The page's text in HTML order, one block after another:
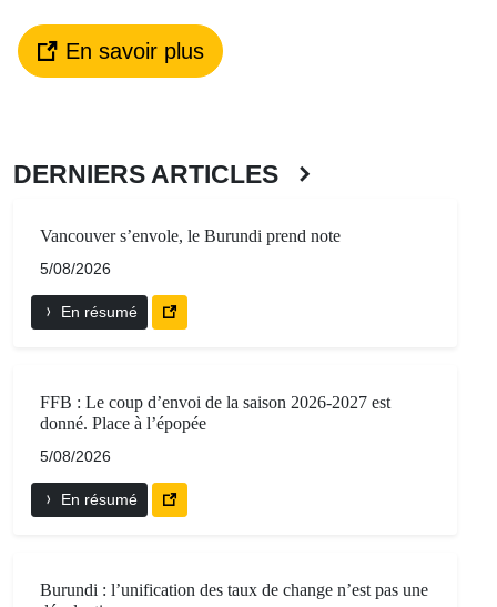
En savoir plus
DERNIERS ARTICLES
Vancouver s’envole, le Burundi prend note
5/08/2026
En résumé
FFB : Le coup d’envoi de la saison 2026-2027 est
donné. Place à l’épopée
5/08/2026
En résumé
Burundi : l’unification des taux de change n’est pas une